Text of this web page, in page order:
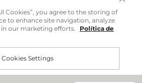
Cookies”, you agree to the storing of
to enhance site navigation, analyze
in our marketing efforts.
Política de
Cookies Settings
onde você estiver.
no site internacional